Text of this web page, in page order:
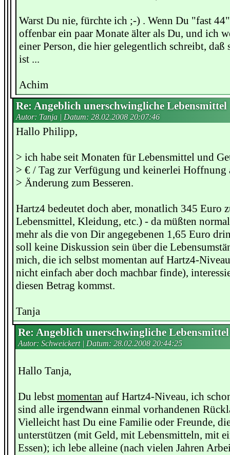
Warst Du nie, fürchte ich ;-) . Wenn Du "fast
offenbar ein paar Monate älter als Du, und ich
einer Person, die hier gelegentlich schreibt, daß
ist ...
Achim
Re: Angeblich unerschwingliche Lebensmittel
Autor: Tanja | Datum: 28.02.2008 20:07:46
Hallo Philipp,
> ich habe seit Monaten für Lebensmittel und
> € / Tag zur Verfügung und keinerlei Hoffnung
> Änderung zum Besseren.
Hartz4 bedeutet doch aber, monatlich 345 Euro
Lebensmittel, Kleidung, etc.) - da müßten
mehr als die von Dir angegebenen 1,65 Euro
soll keine Diskussion sein über die
mich, die ich selbst momentan auf Hartz4-
nicht einfach aber doch machbar finde),
diesen Betrag kommst.
Tanja
Re: Angeblich unerschwingliche Lebensmittel
Autor: Schweickert | Datum: 28.02.2008 20:44:25
Hallo Tanja,
Du lebst momentan auf Hartz4-Niveau, ich
sind alle irgendwann einmal vorhandenen
Vielleicht hast Du eine Familie oder Freunde,
unterstützen (mit Geld, mit Lebensmitteln, mit
Essen); ich lebe alleine (nach vielen Jahren